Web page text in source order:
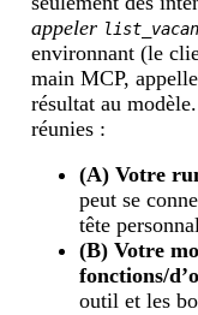
appeler
environnant (le
main MCP,
résultat au
réunies :
(A) Votre
peut se
tête
(B) Votre
fonctions/
outil et les